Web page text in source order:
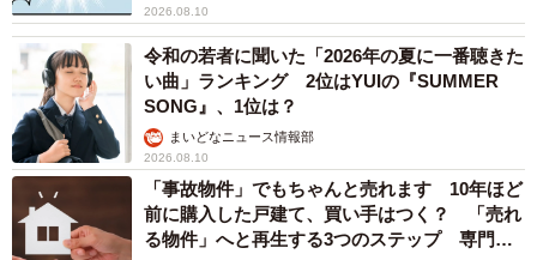
2026.08.10
令和の若者に聞いた「2026年の夏に一番聴きた
い曲」ランキング 2位はYUIの『SUMMER
SONG』、1位は？
まいどなニュース情報部
2026.08.10
「事故物件」でもちゃんと売れます 10年ほど
前に購入した戸建て、買い手はつく？ 「売れ
る物件」へと再生する3つのステップ 専門家